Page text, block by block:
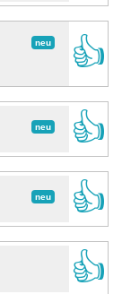
neu
👍
neu
👍
neu
👍
👍